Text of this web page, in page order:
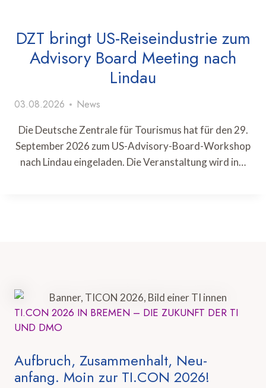
DZT bringt US-Reiseindustrie zum
Advisory Board Meeting nach
Lindau
03.08.2026 News
Die Deutsche Zentrale für Tourismus hat für den 29.
September 2026 zum US-Advisory-Board-Workshop
nach Lindau eingeladen. Die Veranstaltung wird in…
TI.CON 2026 IN BREMEN – DIE ZUKUNFT DER TI
UND DMO
Aufbruch, Zusammenhalt, Neu-
anfang. Moin zur TI.CON 2026!